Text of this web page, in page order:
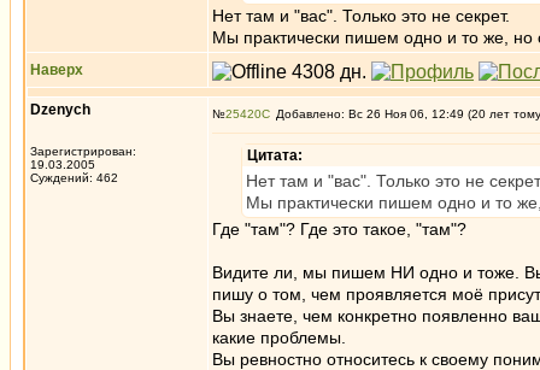
Нет там и "вас". Только это не секрет.
Мы практически пишем одно и то же,
Наверх
Dzenych
Зарегистрирован:
19.03.2005
Суждений: 462
№25420 Добавлено: Вс 26 Ноя 06, 12:49 (20 лет
Цитата:
Нет там и "вас". Только это не
Мы практически пишем одно и то
Где "там"? Где это такое, "там"?
Видите ли, мы пишем НИ одно и тоже.
пишу о том, чем проявляется моё
Вы знаете, чем конкретно появленно
какие проблемы.
Вы ревностно относитесь к своему